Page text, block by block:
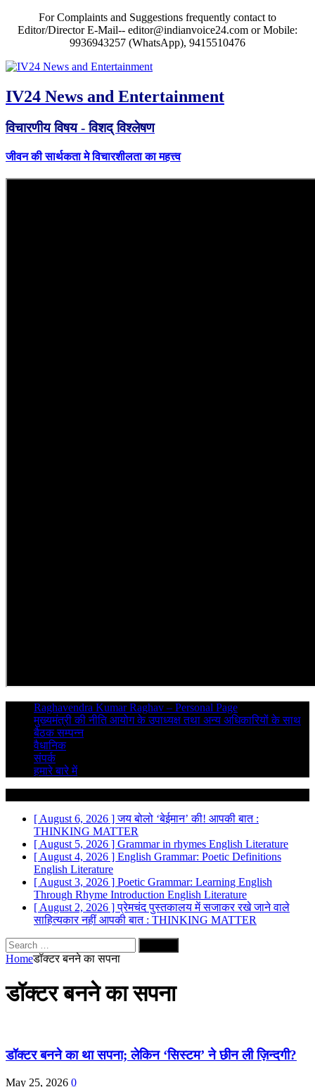
For Complaints and Suggestions frequently contact to
Editor/Director E-Mail-- editor@indianvoice24.com or Mobile:
9936943257 (WhatsApp), 9415510476
IV24 News and Entertainment
विचारणीय विषय - विशद् विश्लेषण
जीवन की सार्थकता मे विचारशीलता का महत्त्व
Raghavendra Kumar Raghav – Personal Page
मुख्यमंत्री की नीति आयोग के उपाध्यक्ष तथा अन्य अधिकारियों के साथ
बैठक सम्पन्न
वैधानिक
संपर्क
हमारे बारे में
[ August 6, 2026 ]जय बोलो ‘बेईमान’ की! आपकी बात :
THINKING MATTER
[ August 5, 2026 ] Grammar in rhymes English Literature
[ August 4, 2026 ] English Grammar: Poetic Definitions
English Literature
[ August 3, 2026 ] Poetic Grammar: Learning English
Through Rhyme Introduction English Literature
[ August 2, 2026 ]प्रेमचंद पुस्तकालय में सजाकर रखे जाने वाले
साहित्यकार नहीं आपकी बात : THINKING MATTER
Search
for:
Homeडॉक्टर बनने का सपना
डॉक्टर बनने का सपना
डॉक्टर बनने का था सपना; लेकिन ‘सिस्टम’ ने छीन ली ज़िन्दगी?
May 25, 2026 0